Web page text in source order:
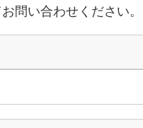
問い合わせください。